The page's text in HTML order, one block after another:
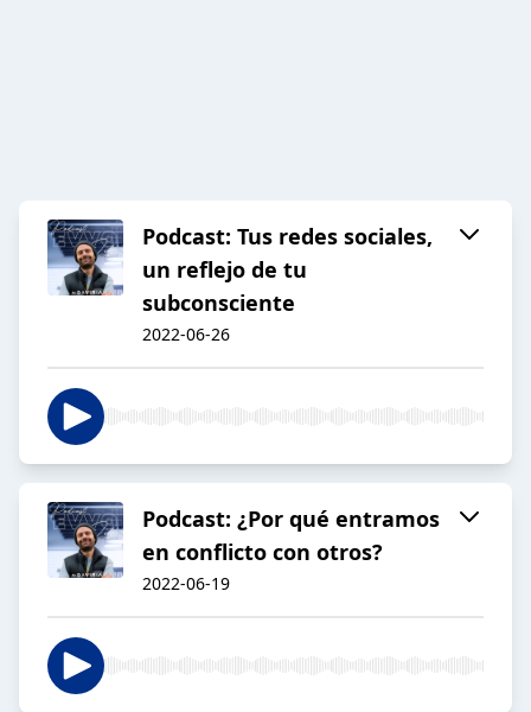
Podcast: Tus redes sociales,
un reflejo de tu
subconsciente
2022-06-26
Podcast: ¿Por qué entramos
en conflicto con otros?
2022-06-19